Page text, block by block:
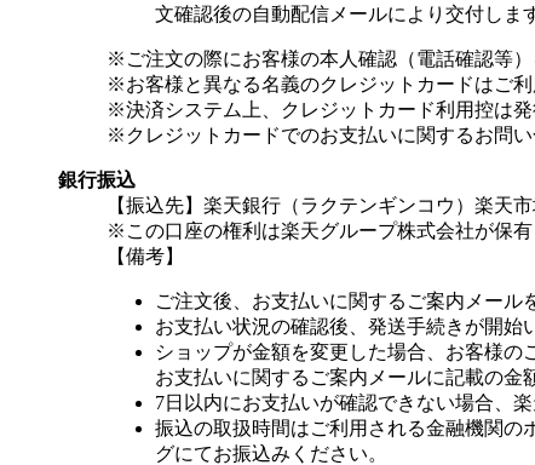
文確認後の自動配信メールにより交付しま
※ご注文の際にお客様の本人確認（電話確認等）
※お客様と異なる名義のクレジットカードはご利
※決済システム上、クレジットカード利用控は発
※クレジットカードでのお支払いに関するお問
銀行振込
【振込先】楽天銀行（ラクテンギンコウ）楽天
※この口座の権利は楽天グループ株式会社が保有
【備考】
ご注文後、お支払いに関するご案内メール
お支払い状況の確認後、発送手続きが開始
ショップが金額を変更した場合、お客様の
お支払いに関するご案内メールに記載の金
7日以内にお支払いが確認できない場合、
振込の取扱時間はご利用される金融機関の
グにてお振込みください。